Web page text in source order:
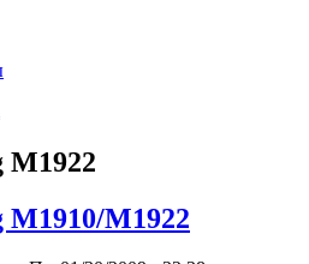
M1922
M1922